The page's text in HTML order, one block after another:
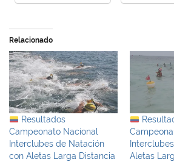
Relacionado
Resultados
Campeonato Nacional
Interclubes de Natación
con Aletas Larga Distancia
Aletas